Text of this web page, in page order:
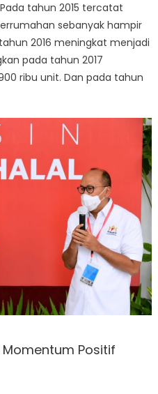
tahun 2015 tercatat
sebanyak hampir
2016 meningkat menjadi
pada tahun 2017
ribu unit. Dan pada tahun
Positif